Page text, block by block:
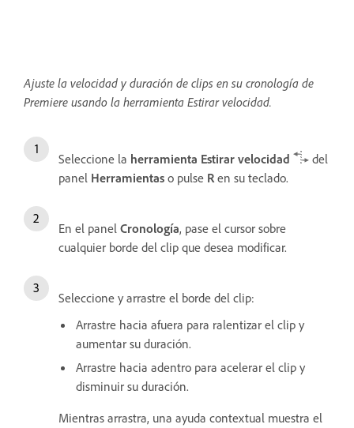
Ajuste la velocidad y duración de clips en su cronología de
Premiere usando la herramienta Estirar velocidad.
Seleccione la herramienta Estirar velocidad
del
panel Herramientas o pulse Ren su teclado.
En el panel Cronología, pase el cursor sobre
cualquier borde del clip que desea modificar.
Seleccione y arrastre el borde del clip:
Arrastre hacia afuera para ralentizar el clip y
aumentar su duración.
Arrastre hacia adentro para acelerar el clip y
disminuir su duración.
Mientras arrastra, una ayuda contextual muestra el